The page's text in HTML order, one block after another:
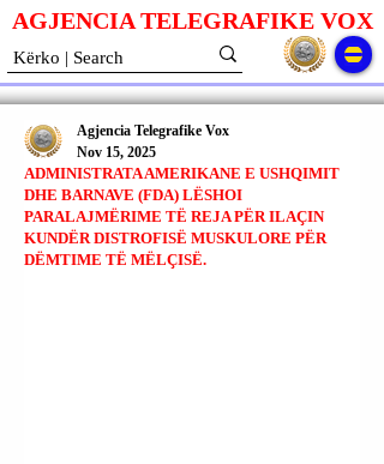
AGJENCIA TELEGRAFIKE VOX
ADMINISTRATA AMERIKANE E USHQIMIT
DHE BARNAVE (FDA) LËSHOI
PARALAJMËRIME TË REJA PËR ILAÇIN
KUNDËR DISTROFISË MUSKULORE PËR
DËMTIME TË MËLÇISË.
Agjencia Telegrafike Vox
Nov 15, 2025